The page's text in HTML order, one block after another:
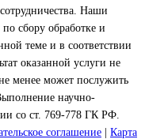
Наши
сбору обработке и
теме и в соответствии
оказанной услуги не
менее может послужить
научно-
со ст. 769-778 ГК РФ.
соглашение
Карта